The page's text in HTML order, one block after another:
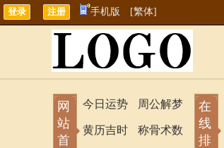
手机版 [繁体]
网
站
首
今日运势
黄历吉时
周公解梦
称骨术数
在
线
排